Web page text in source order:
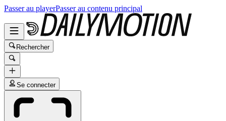
Passer au playerPasser au contenu principal
Rechercher
Se connecter